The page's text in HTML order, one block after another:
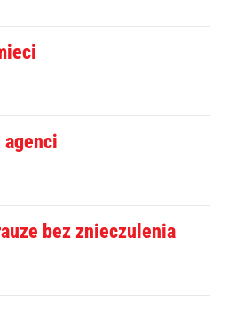
bez znieczulenia